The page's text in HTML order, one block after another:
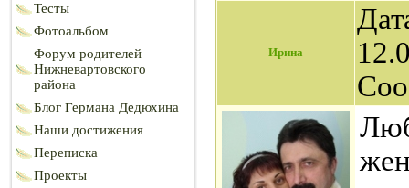
Тесты
Фотоальбом
Форум родителей
Нижневартовского
района
Блог Германа Дедюхина
Наши достижения
Переписка
Проекты
Ирина